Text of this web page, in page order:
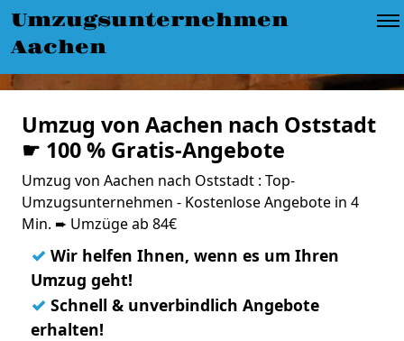
Umzugsunternehmen
Aachen
Umzug von Aachen nach Oststadt
☛ 100 % Gratis-Angebote
Umzug von Aachen nach Oststadt : Top-
Umzugsunternehmen - Kostenlose Angebote in 4
Min. ➨ Umzüge ab 84€
✓ Wir helfen Ihnen, wenn es um Ihren
Umzug geht!
✓ Schnell & unverbindlich Angebote
erhalten!